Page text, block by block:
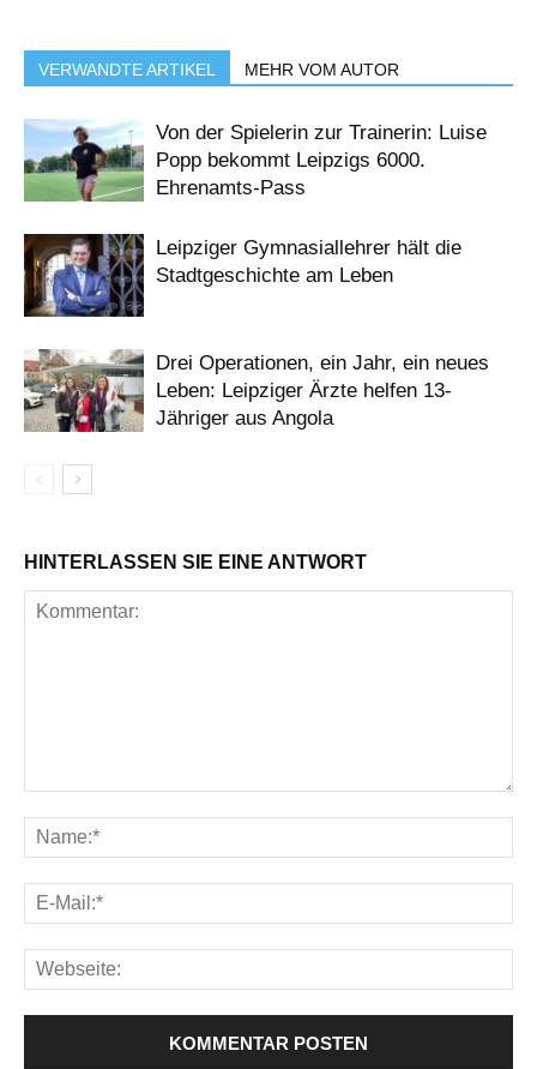
VERWANDTE ARTIKEL MEHR VOM AUTOR
Von der Spielerin zur Trainerin: Luise
Popp bekommt Leipzigs 6000.
Ehrenamts-Pass
Leipziger Gymnasiallehrer hält die
Stadtgeschichte am Leben
Drei Operationen, ein Jahr, ein neues
Leben: Leipziger Ärzte helfen 13-
Jähriger aus Angola
HINTERLASSEN SIE EINE ANTWORT